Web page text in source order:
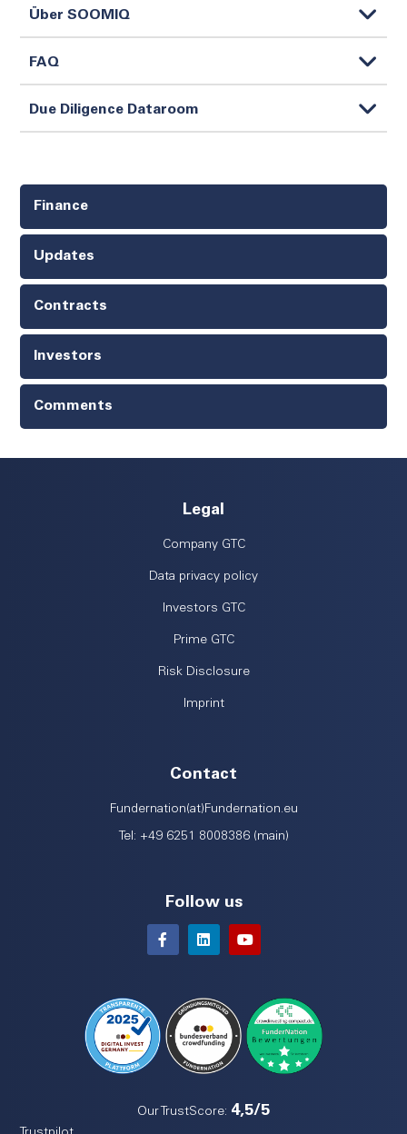
Über SOOMIQ
FAQ
Due Diligence Dataroom
Finance
Updates
Contracts
Investors
Comments
Legal
Company GTC
Data privacy policy
Investors GTC
Prime GTC
Risk Disclosure
Imprint
Contact
Fundernation(at)Fundernation.eu
Tel: +49 6251 8008386 (main)
Follow us
Our TrustScore: 4,5/5